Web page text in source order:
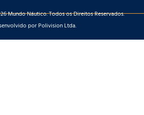
Mundo Náutico. Todos os Direitos Reservados.
por Polivision Ltda.